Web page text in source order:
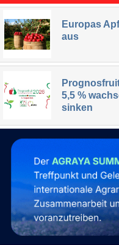
Europas
aus
5,5 %
sinken